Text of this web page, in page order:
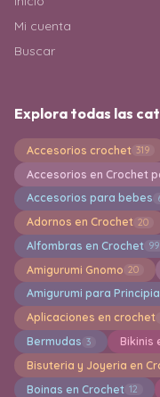
Mi cuenta
Buscar
Explora todas las
Accesorios crochet 319
Accesorios en Crochet
Accesorios para bebes
Adornos en Crochet 20
Alfombras en Crochet 99
Amigurumi Gnomo 20
Amigurumi para
Aplicaciones en crochet
Bermudas 3 Bikinis
Bisuteria y Joyeria en
Boinas en Crochet 12